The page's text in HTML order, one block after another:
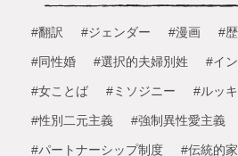
#翻訳 #ジェンダー #漫画 #
#同性婚 #選択的夫婦別姓 #イ
#女ことば #ミソジニー #ルッ
#性別二元主義 #強制異性愛主義
#パートナーシップ制度 #伝統的